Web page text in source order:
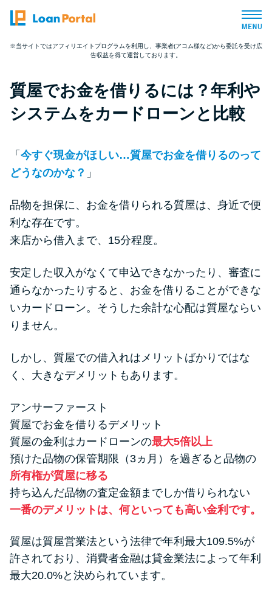
トップページ
おすすめコンテンツ
バレずに借りたい方向け
審査が不安な方向け
便利なコンテンツ
カードローン診断
カードローンQ&A
特集ページ
リボ払いをそのまま払いきると
損！
カードローンの見直しで40万円
得した話
ードローン
特集ページ一覧
※当サイトではアフィリエイトプログラムを利用し、事業者(アコム様など)から委託を受け広
告収益を得て運営しております。
質屋でお金を借りるには？年利や
システムをカードローンと比較
「 今すぐ現金がほしい…質屋でお金を借りるのって
どうなのかな？ 」
品物を担保に、お金を借りられる質屋は、身近で便
利な存在です。
来店から借入まで、15分程度。
安定した収入がなくて申込できなかったり、審査に
通らなかったりすると、お金を借りることができな
いカードローン。そうした余計な心配は質屋ならい
りません。
しかし、質屋での借入れはメリットばかりではな
く、大きなデメリットもあります。
アンサーファースト
質屋でお金を借りるデメリット
質屋の金利はカードローンの最大5倍以上
預けた品物の保管期限（3ヵ月）を過ぎると品物の
所有権が質屋に移る
持ち込んだ品物の査定金額までしか借りられない
一番のデメリットは、何といっても高い金利です。
質屋は質屋営業法という法律で年利最大109.5%が
許されており、消費者金融は貸金業法によって年利
最大20.0%と決められています。